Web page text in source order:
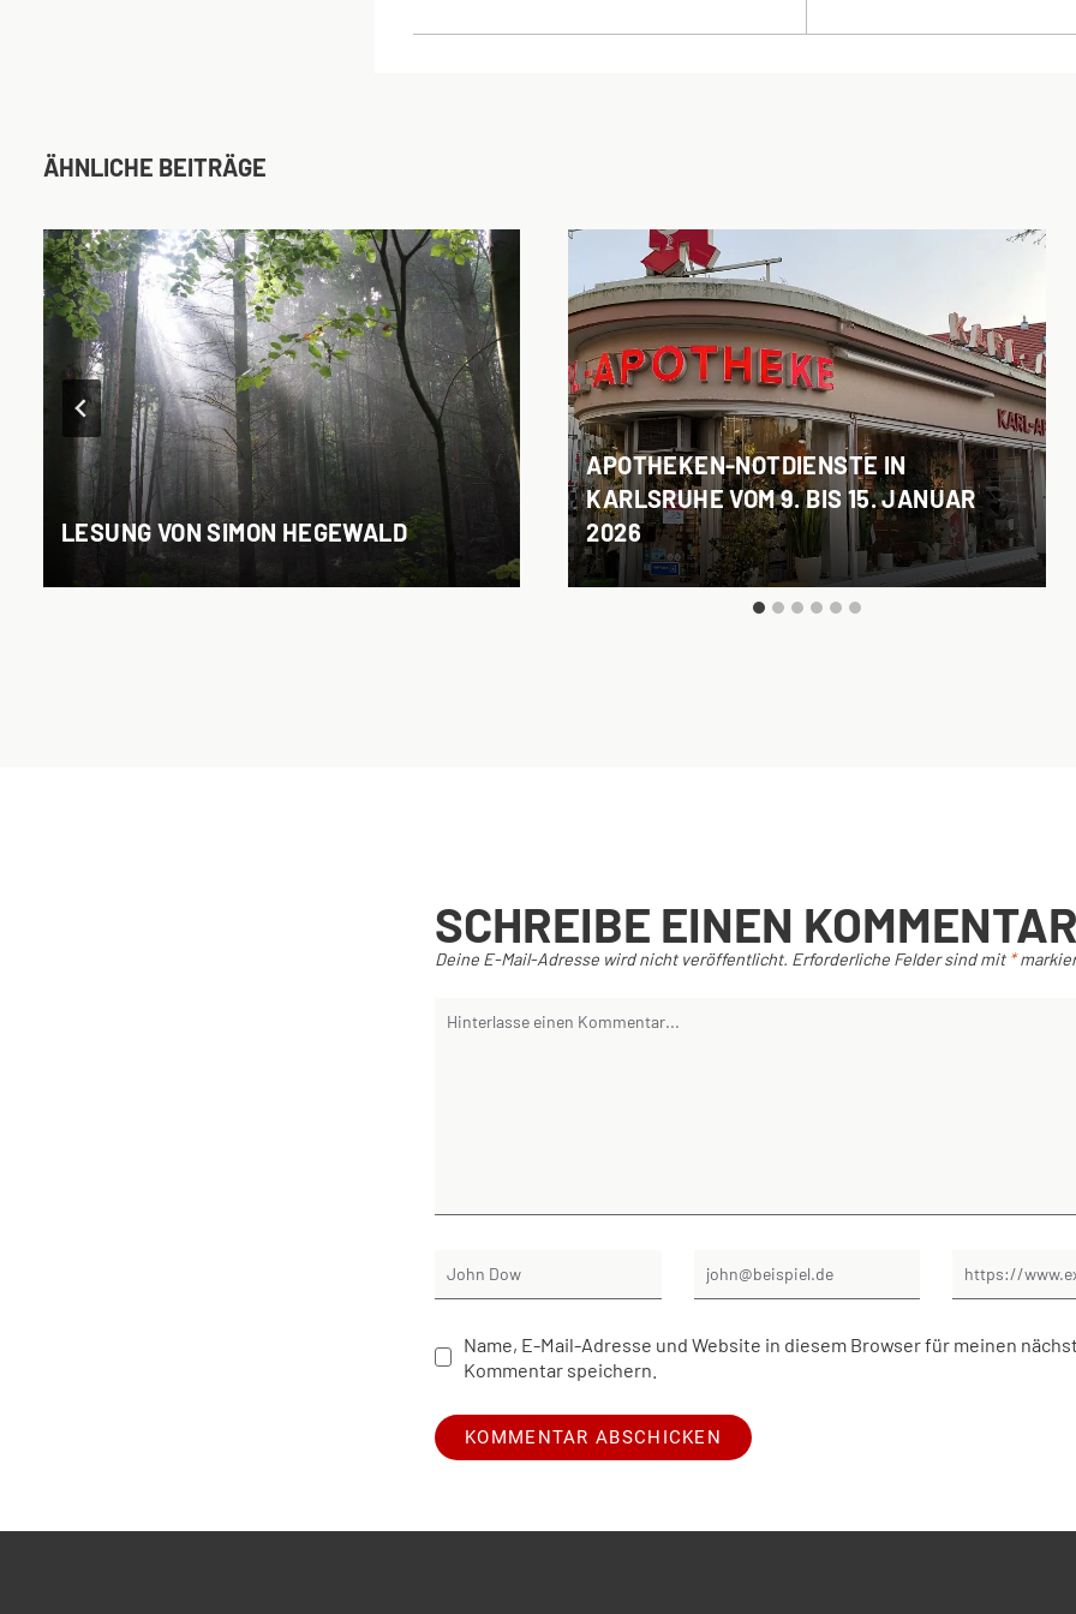
ÄHNLICHE BEITRÄGE
LESUNG VON SIMON HEGEWALD
APOTHEKEN-NOTDIENSTE IN
KARLSRUHE VOM 9. BIS 15. JANUAR
2026
SCHREIBE EINEN
Deine E-Mail-Adresse wird nicht veröffentlicht. Erforderliche Felder sind mit *
Name, E-Mail-Adresse und Website in diesem Browser für meinen
Kommentar speichern.